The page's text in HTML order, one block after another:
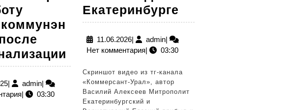
Губернатор
Ямала
Артюхов
прокомментировал
01.11.2025
| adminadmin
|
| 03:30
Екатеринбурге
Евгений
прибыл
место
в
11.06.202611.06.2026
| adminadmin
|
Нет комментария| 03:30
Скриншот видео из тг-канала
«Коммерсант-Урал», автор
Василий Алексеев Митрополит
Екатеринбургский и